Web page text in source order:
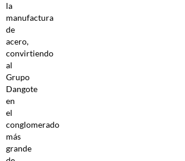
la
manufactura
de
acero,
convirtiendo
al
Grupo
Dangote
en
el
conglomerado
más
grande